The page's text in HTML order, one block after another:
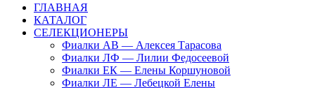
ГЛАВНАЯ
КАТАЛОГ
СЕЛЕКЦИОНЕРЫ
Фиалки АВ — Алексея Тарасова
Фиалки ЛФ — Лилии Федосеевой
Фиалки ЕК — Елены Коршуновой
Фиалки ЛЕ — Лебецкой Елены